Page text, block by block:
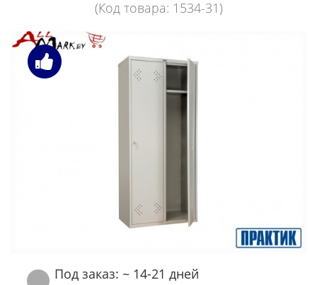
(Код товара: 1534-31)
Под заказ: ~ 14-21 дней